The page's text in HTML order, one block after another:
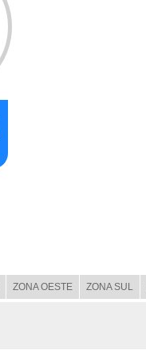
ZONA OESTE ZONA SUL